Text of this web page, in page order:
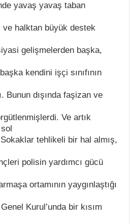
yavaş yavaş taban
ve halktan büyük destek
gelişmelerden başka,
kendini işçi sınıfının
Bunun dışında faşizan ve
Ve artık
tehlikeli bir hal almış,
polisin yardımcı gücü
ortamının yaygınlaştığı
Kurul’unda bir kısım